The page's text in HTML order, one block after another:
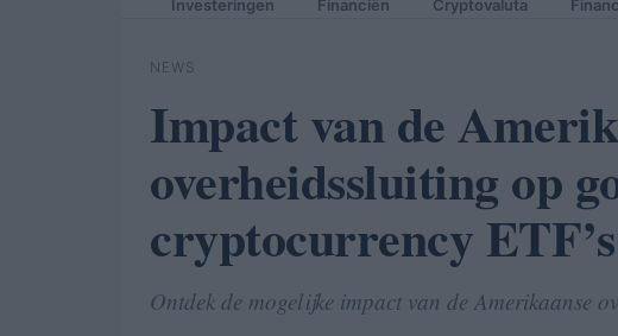
Investeringen Financiën Cryptovaluta
NEWS
Impact van de
overheidssluiting op
cryptocurrency ETF’s
Ontdek de mogelijke impact van de Amerikaanse